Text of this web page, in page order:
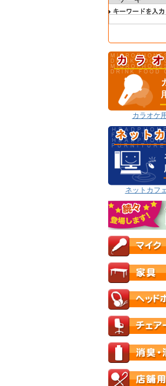
カラオケ
ネットカフ